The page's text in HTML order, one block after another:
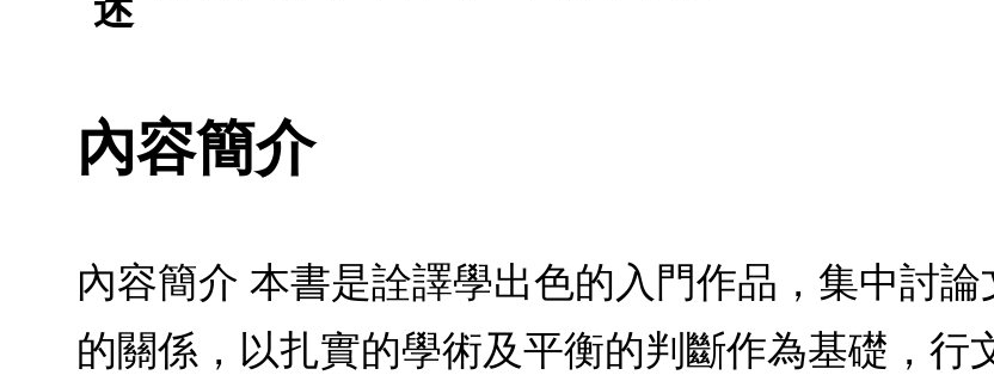
述
內容簡介
內容簡介 本書是詮譯學出色的入門作品，集中討
的關係，以扎實的學術及平衡的判斷作為基礎，行